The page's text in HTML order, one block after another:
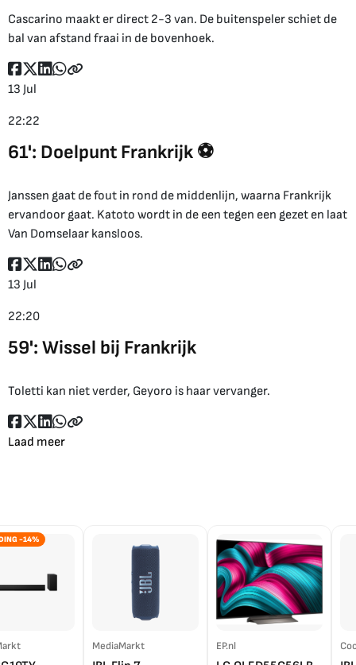
Cascarino maakt er direct 2-3 van. De buitenspeler schiet de
bal van afstand fraai in de bovenhoek.
13 Jul
22:22
61': Doelpunt Frankrijk ⚽
Janssen gaat de fout in rond de middenlijn, waarna Frankrijk
ervandoor gaat. Katoto wordt in de een tegen een gezet en laat
Van Domselaar kansloos.
13 Jul
22:20
59': Wissel bij Frankrijk
Toletti kan niet verder, Geyoro is haar vervanger.
Laad meer
-14%
MediaMarkt EP.nl